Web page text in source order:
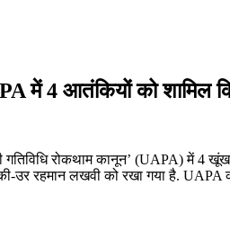
में 4 आतंकियों को शामिल
रोकथाम कानून’ (UAPA) में 4
उर रहमान लखवी को रखा गया है.